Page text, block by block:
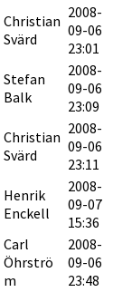
Christian
Svärd
2008-
09-06
23:01
Stefan
Balk
2008-
09-06
23:09
Christian
Svärd
2008-
09-06
23:11
Henrik
Enckell
2008-
09-07
15:36
Carl
Öhrströ
m
2008-
09-06
23:48